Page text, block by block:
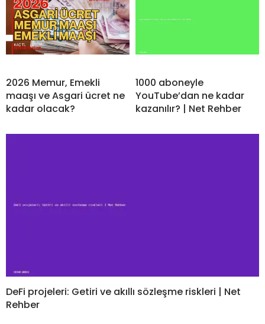
2026 Memur, Emekli
maaşı ve Asgari ücret ne
kadar olacak?
1000 aboneyle
YouTube’dan ne kadar
kazanılır? | Net Rehber
DeFi projeleri: Getiri ve akıllı sözleşme riskleri | Net
Rehber